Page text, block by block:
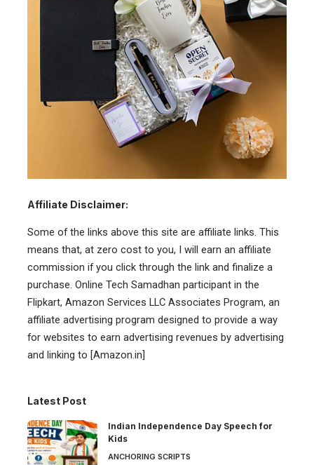
Affiliate Disclaimer:
Some of the links above this site are affiliate links. This
means that, at zero cost to you, I will earn an affiliate
commission if you click through the link and finalize a
purchase. Online Tech Samadhan participant in the
Flipkart, Amazon Services LLC Associates Program, an
affiliate advertising program designed to provide a way
for websites to earn advertising revenues by advertising
and linking to [Amazon.in]
Latest Post
Indian Independence Day Speech for
Kids
ANCHORING SCRIPTS